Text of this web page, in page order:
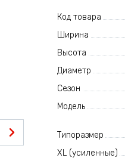
Код товара
Ширина
Высота
Диаметр
Сезон
Модель
Типоразмер
XL (усиленные)